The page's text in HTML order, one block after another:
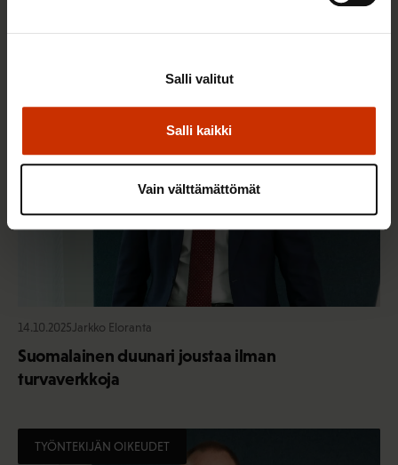
Salli kaikki
Salli valitut
Vain välttämättömät
TYÖNTEKIJÄN OIKEUDET
14.10.2025 Jarkko Eloranta
Suomalainen duunari joustaa ilman
turvaverkkoja
TYÖNTEKIJÄN OIKEUDET